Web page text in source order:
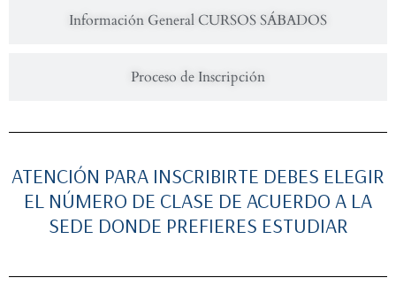
Información General CURSOS SÁBADOS
Proceso de Inscripción
ATENCIÓN PARA INSCRIBIRTE DEBES ELEGIR
EL NÚMERO DE CLASE DE ACUERDO A LA
SEDE DONDE PREFIERES ESTUDIAR